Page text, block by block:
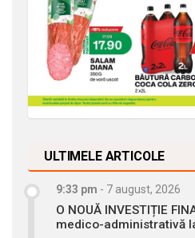
ULTIMELE ARTICOLE
9:33 pm - 7 august, 2026
O NOUĂ INVESTIȚIE
medico-administrativă